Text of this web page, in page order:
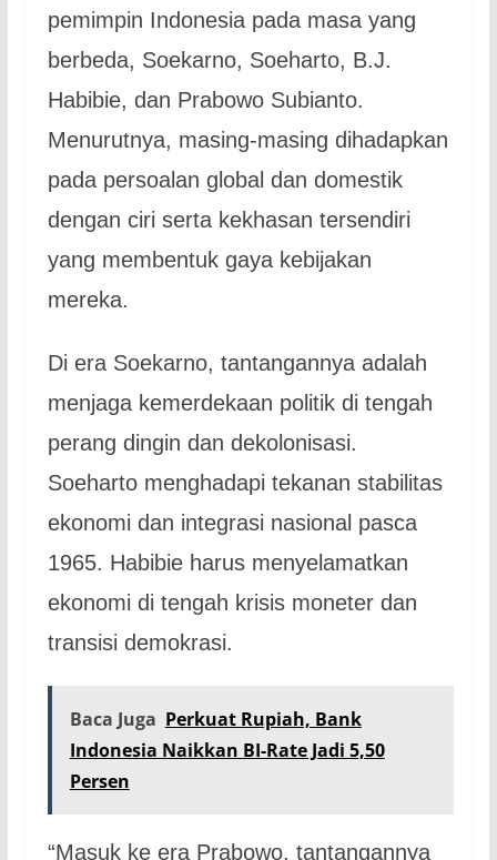
pemimpin Indonesia pada masa yang
berbeda, Soekarno, Soeharto, B.J.
Habibie, dan Prabowo Subianto.
Menurutnya, masing-masing dihadapkan
pada persoalan global dan domestik
dengan ciri serta kekhasan tersendiri
yang membentuk gaya kebijakan
mereka.
Di era Soekarno, tantangannya adalah
menjaga kemerdekaan politik di tengah
perang dingin dan dekolonisasi.
Soeharto menghadapi tekanan stabilitas
ekonomi dan integrasi nasional pasca
1965. Habibie harus menyelamatkan
ekonomi di tengah krisis moneter dan
transisi demokrasi.
Baca Juga Perkuat Rupiah, Bank
Indonesia Naikkan BI-Rate Jadi 5,50
Persen
“Masuk ke era Prabowo, tantangannya